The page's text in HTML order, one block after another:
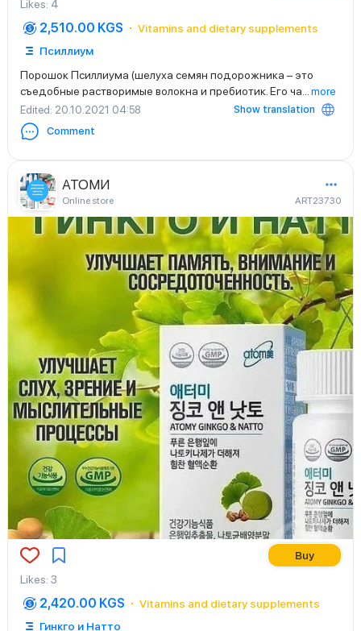
Likes: 4
2,510.00 KGS
Vitamins and dietary supplements
Псиллиум
Порошок Псиллиума (шелуха семян подорожника – это
съедобные растворимые волокна и пребиотик. Его ча
more
Edited: 20.10.2021 04:58
Show translation
Comment
АТОМИ
Online store ART23730
Buy
Likes: 3
2,420.00 KGS
Vitamins and dietary supplements
Гинкго и Натто